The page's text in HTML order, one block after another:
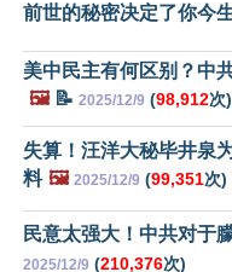
前世的秘密决定了你今
美中民主有何区别？中
🖼️📝 2025/12/9 (98,912次)
失算！汪洋大秘毕井泉
料 🖼️ 2025/12/9 (99,351次)
民意太强大！中共对于
2025/12/9 (210,376次)